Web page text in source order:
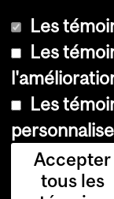
Les
Les
Les
Accepter
tous les